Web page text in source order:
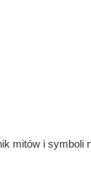
mitów i symboli